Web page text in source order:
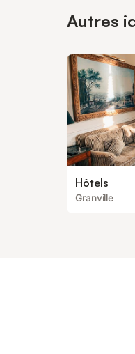
Autres
Hôtels
Granville